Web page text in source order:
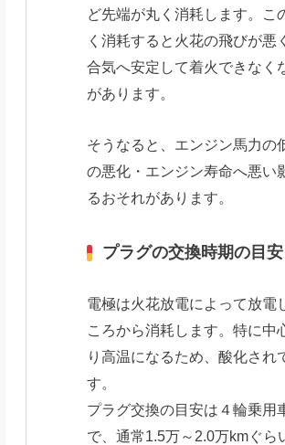
ど先端が丸く消耗します。こ
く消耗すると火花の飛びが悪
合気へ安定して着火できなく
があります。
そうなると、エンジン馬力の
の悪化・エンジン寿命へ悪い
るおそれがあります。
プラグの交換時期の目安
電極は火花放電によって放電
ころから消耗します。特に中
り高温になるため、酸化され
す。
プラグ交換の目安は４輪乗用
で、通常1.5万～2.0万kmぐら